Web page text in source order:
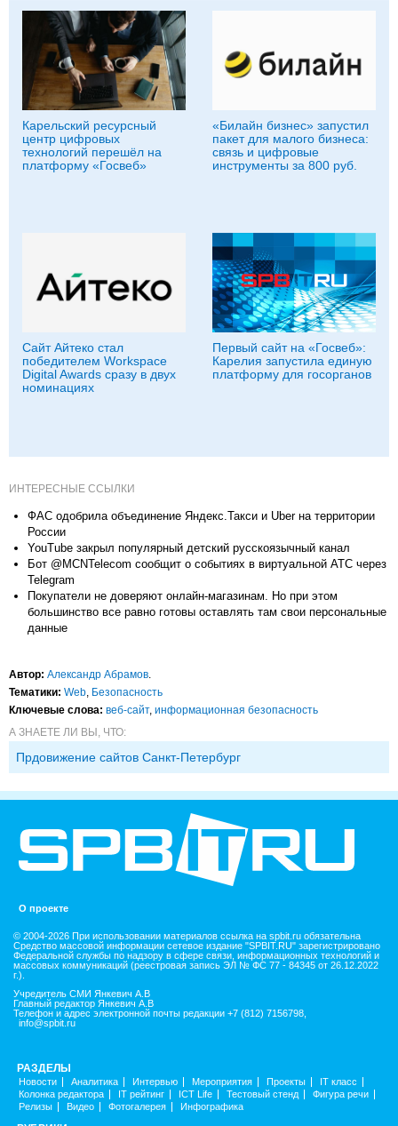
Карельский ресурсный
центр цифровых
технологий перешёл на
платформу «Госвеб»
«Билайн бизнес» запустил
пакет для малого бизнеса:
связь и цифровые
инструменты за 800 руб.
Сайт Айтеко стал
победителем Workspace
Digital Awards сразу в двух
номинациях
Первый сайт на «Госвеб»:
Карелия запустила единую
платформу для госорганов
ИНТЕРЕСНЫЕ ССЫЛКИ
ФАС одобрила объединение Яндекс.Такси и Uber на территории
России
YouTube закрыл популярный детский русскоязычный канал
Бот @MCNTelecom сообщит о событиях в виртуальной АТС через
Telegram
Покупатели не доверяют онлайн-магазинам. Но при этом
большинство все равно готовы оставлять там свои персональные
данные
Автор: Александр Абрамов
Тематики: Web Безопасность
Ключевые слова: веб-сайт, информационная безопасность
А ЗНАЕТЕ ЛИ ВЫ, ЧТО:
Прдовижение сайтов Санкт-Петербург
О проекте
© 2004-2026 При использовании материалов ссылка на spbit.ru обязательна
Средство массовой информации сетевое издание "SPBIT.RU" зарегистрировано
Федеральной службы по надзору в сфере связи, информационных технологий и
массовых коммуникаций (реестровая запись ЭЛ № ФС 77 - 84345 от 26.12.2022
г.).
Учредитель СМИ Янкевич А.В
Главный редактор Янкевич А.В
Телефон и адрес электронной почты редакции +7 (812) 7156798,
info@spbit.ru
РАЗДЕЛЫ
Новости Аналитика Интервью Мероприятия Проекты
IT класс
Колонка редактора
IT рейтинг ICT Life Тестовый стенд
Фигура речи
Релизы
Видео Фотогалерея Инфографика